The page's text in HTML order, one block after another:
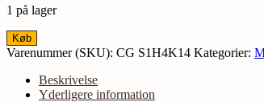
1 på lager
Vintage
messing
Ø70
mm.
Køb
Varenummer (SKU): CG S1H4K14 Kategorier:
Beskrivelse
Yderligere information